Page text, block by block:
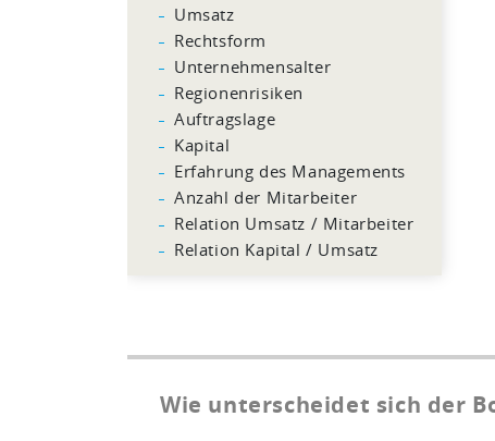
Umsatz
Rechtsform
Unternehmensalter
Regionenrisiken
Auftragslage
Kapital
Erfahrung des Managements
Anzahl der Mitarbeiter
Relation Umsatz / Mitarbeiter
Relation Kapital / Umsatz
Wie unterscheidet sich der